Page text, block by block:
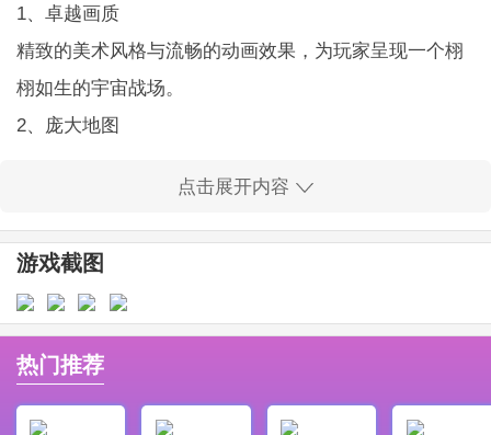
1、卓越画质
精致的美术风格与流畅的动画效果，为玩家呈现一个栩
栩如生的宇宙战场。
2、庞大地图
球，获取丰富资源。
3、简单操作
直观的控制界面，玩家只需点击操作，便能迅速上手，
无需担心复杂的操作过程。
4、新手辅导
细致的新手教程帮助新玩家快速了解游戏机制，便于早
日融入游戏世界。
点击展开内容
游戏截图
热门推荐